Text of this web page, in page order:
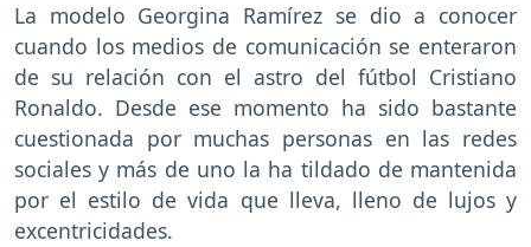
La modelo Georgina Ramírez se dio a conocer
cuando los medios de comunicación se enteraron
de su relación con el astro del fútbol Cristiano
Ronaldo. Desde ese momento ha sido bastante
cuestionada por muchas personas en las redes
sociales y más de uno la ha tildado de mantenida
por el estilo de vida que lleva, lleno de lujos y
excentricidades.